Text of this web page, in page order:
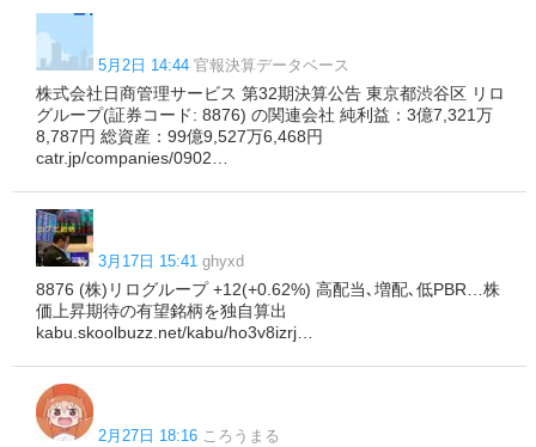
5月2日 14:44 官報決算データベース
株式会社日商管理サービス 第32期決算公告 東京都渋谷区 リロ
グループ(証券コード: 8876) の関連会社 純利益：3億7,321万
8,787円 総資産：99億9,527万6,468円
catr.jp/companies/0902…
3月17日 15:41 ghyxd
8876 (株)リログループ +12(+0.62%) 高配当､増配､低PBR…株
価上昇期待の有望銘柄を独自算出
kabu.skoolbuzz.net/kabu/ho3v8izrj…
2月27日 18:16 ころうまる